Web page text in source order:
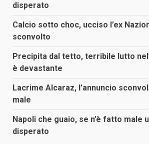
disperato
Calcio sotto choc, ucciso l’ex
sconvolto
Precipita dal tetto, terribile lutto
è devastante
Lacrime Alcaraz, l’annuncio
male
Napoli che guaio, se n’è fatto male
disperato